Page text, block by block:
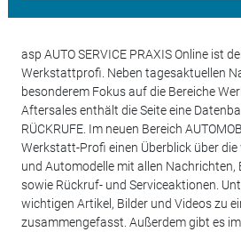
asp AUTO SERVICE PRAXIS Online ist
Werkstattprofi. Neben tagesaktuellen
besonderem Fokus auf die Bereiche
Aftersales enthält die Seite eine
RÜCKRUFE. Im neuen Bereich
Werkstatt-Profi einen Überblick über
und Automodelle mit allen Nachrichten,
sowie Rückruf- und Serviceaktionen.
wichtigen Artikel, Bilder und Videos zu
zusammengefasst. Außerdem gibt es